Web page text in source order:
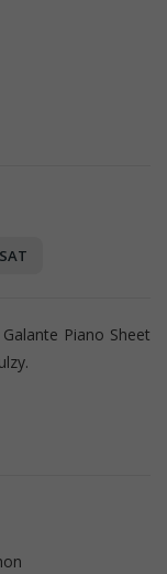
Piano Sheet